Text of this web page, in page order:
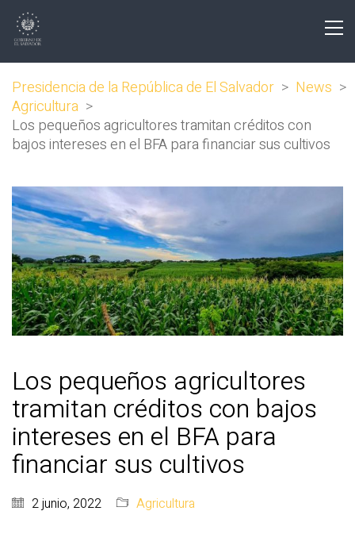
Presidencia de la República de El Salvador > News >
Agricultura >
Los pequeños agricultores tramitan créditos con
bajos intereses en el BFA para financiar sus cultivos
Los pequeños agricultores
tramitan créditos con bajos
intereses en el BFA para
financiar sus cultivos
2 junio, 2022 Agricultura